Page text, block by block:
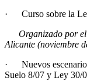
· Curso sobre la
Organizado por el
Alicante (noviembre
· Nuevos
Suelo 8/07 y Ley 30/